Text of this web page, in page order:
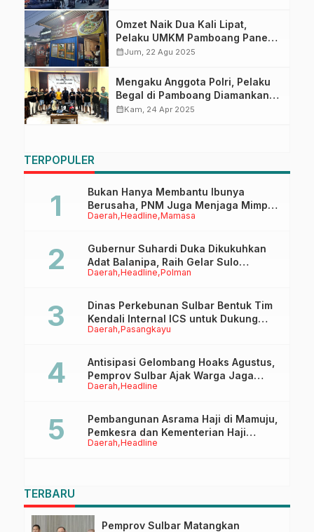
Omzet Naik Dua Kali Lipat,
Pelaku UMKM Pamboang Panen
Berkah Sandeq Silumba 2025
calendar_monthJum, 22 Agu 2025
Mengaku Anggota Polri, Pelaku
Begal di Pamboang Diamankan
Tim Passaka Polres Majene
calendar_monthKam, 24 Apr 2025
TERPOPULER
Daerah Headline Mamasa
Bukan Hanya Membantu Ibunya
Berusaha, PNM Juga Menjaga Mimpi
Anaknya Untuk Menggapai Cita-Cita
Daerah Headline Polman
Gubernur Suhardi Duka Dikukuhkan
Adat Balanipa, Raih Gelar Sulo
Tappidena
Daerah Pasangkayu
Dinas Perkebunan Sulbar Bentuk Tim
Kendali Internal ICS untuk Dukung
Sertifikasi ISPO Pekebun di
Daerah Headline
Antisipasi Gelombang Hoaks Agustus,
Pemprov Sulbar Ajak Warga Jaga
Ruang Digital
Daerah Headline
Pembangunan Asrama Haji di Mamuju,
Pemkesra dan Kementerian Haji
Sulbar Tinjau Lokasi
TERBARU
Pemprov Sulbar Matangkan